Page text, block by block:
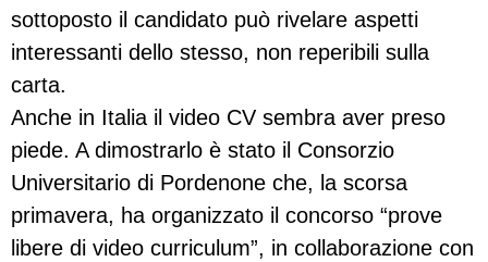
sottoposto il candidato può rivelare aspetti
interessanti dello stesso, non reperibili sulla
carta.
Anche in Italia il video CV sembra aver preso
piede. A dimostrarlo è stato il Consorzio
Universitario di Pordenone che, la scorsa
primavera, ha organizzato il concorso “prove
libere di video curriculum”, in collaborazione con